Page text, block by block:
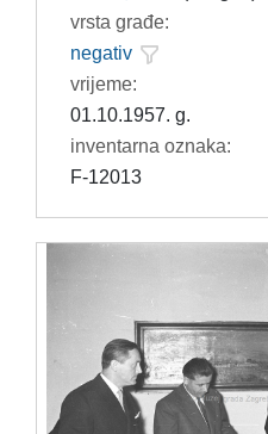
vrsta građe:
negativ
vrijeme:
01.10.1957. g.
inventarna oznaka:
F-12013